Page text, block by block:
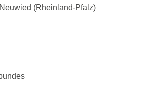
(Rheinland-Pfalz)